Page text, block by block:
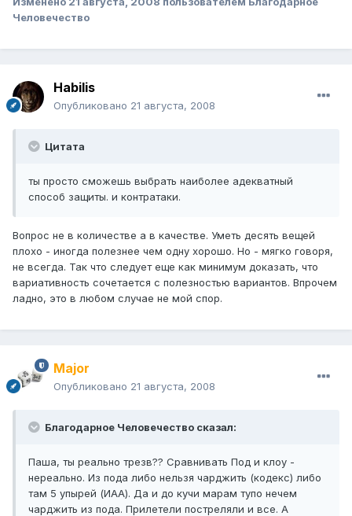
Человечество
Habilis
Опубликовано 21 августа, 2008
Цитата
ты просто сможешь выбрать наиболее адекватный
способ защиты. и контратаки.
Вопрос не в количестве а в качестве. Уметь десять вещей
плохо - иногда полезнее чем одну хорошо. Но - мягко говоря,
не всегда. Так что следует еще как минимум доказать, что
вариативность сочетается с полезностью вариантов. Впрочем
ладно, это в любом случае не мой спор.
Major
Опубликовано 21 августа, 2008
Благодарное Человечество сказал:
Паша, ты реально трезв?? Сравнивать Под и клоу -
нереально. Из пода либо нельзя чарджить (кодекс) либо
там 5 упырей (ИАА). Да и до кучи марам тупо нечем
чарджить из пода. Прилетели постреляли и все. А